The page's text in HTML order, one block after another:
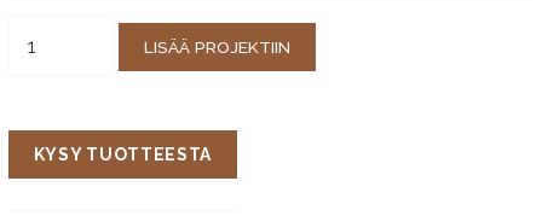
LISÄÄ PROJEKTIIN
KYSY TUOTTEESTA